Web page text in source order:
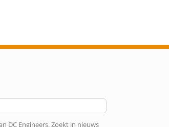
DC Engineers. Zoekt in nieuws